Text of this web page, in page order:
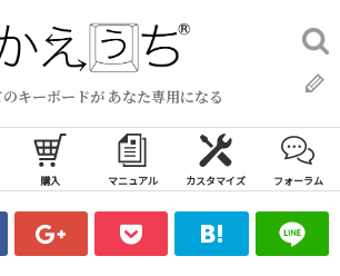
キーボードが あなた専用になる
検
索:
購入 マニュアル カスタマイズ フォーラム